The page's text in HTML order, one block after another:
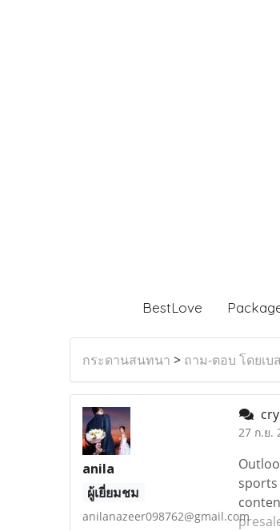
BestLove
กระดานสนทนา > ถาม-ตอบ โดยเบ
anila
ผู้เยี่ยมชม
anilanazeer098762@gmail.com
27 ก.ย.